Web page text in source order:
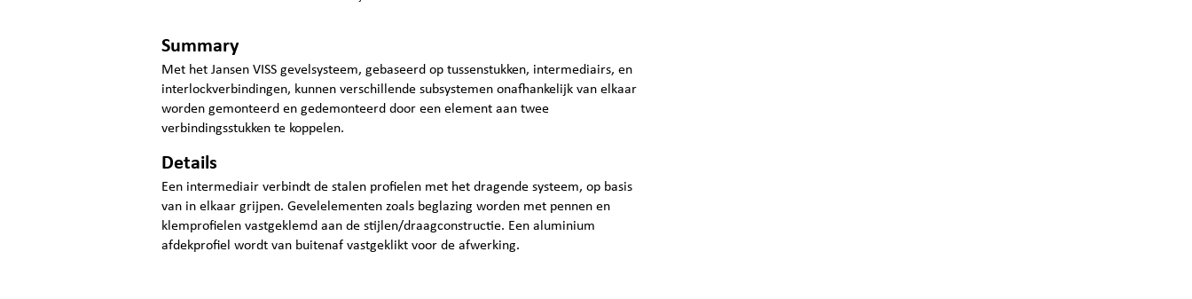
Summary
Met het Jansen VISS gevelsysteem, gebaseerd op tussenstukken, intermediairs, en
interlockverbindingen, kunnen verschillende subsystemen onafhankelijk van elkaar
worden gemonteerd en gedemonteerd door een element aan twee
verbindingsstukken te koppelen.
Details
Een intermediair verbindt de stalen profielen met het dragende systeem, op basis
van in elkaar grijpen. Gevelelementen zoals beglazing worden met pennen en
klemprofielen vastgeklemd aan de stijlen/draagconstructie. Een aluminium
afdekprofiel wordt van buitenaf vastgeklikt voor de afwerking.